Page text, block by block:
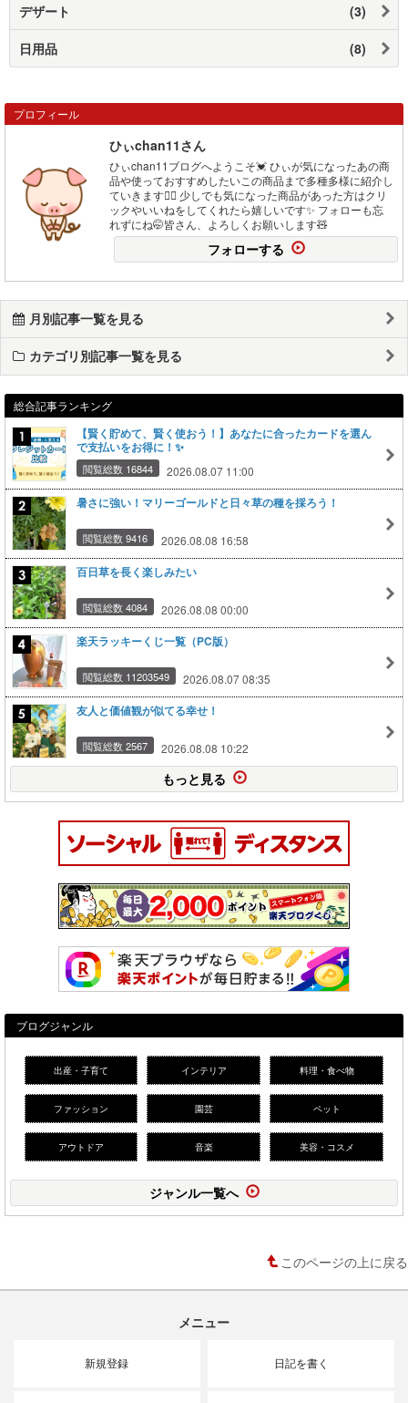
デザート (3)
日用品 (8)
プロフィール
ひぃchan11さん
ひぃchan11ブログへようこそ💓 ひぃが気になったあの商
品や使っておすすめしたいこの商品まで多種多様に紹介し
ていきます🙋‍♀️ 少しでも気になった商品があった方はクリ
ックやいいねをしてくれたら嬉しいです✨ フォローも忘
れずにね🤭皆さん、よろしくお願いします🧸
フォローする
月別記事一覧を見る
カテゴリ別記事一覧を見る
総合記事ランキング
【賢く貯めて、賢く使おう！】あなたに合ったカードを選ん
で支払いをお得に！✨
閲覧総数 16844 2026.08.07 11:00
暑さに強い！マリーゴールドと日々草の種を採ろう！
閲覧総数 9416 2026.08.08 16:58
百日草を長く楽しみたい
閲覧総数 4084 2026.08.08 00:00
楽天ラッキーくじ一覧（PC版）
閲覧総数 11203549 2026.08.07 08:35
友人と価値観が似てる幸せ！
閲覧総数 2567 2026.08.08 10:22
もっと見る
ブログジャンル
出産・子育て インテリア 料理・食べ物
ファッション 園芸 ペット
アウトドア 音楽 美容・コスメ
ジャンル一覧へ
このページの上に戻る
メニュー
新規登録 日記を書く